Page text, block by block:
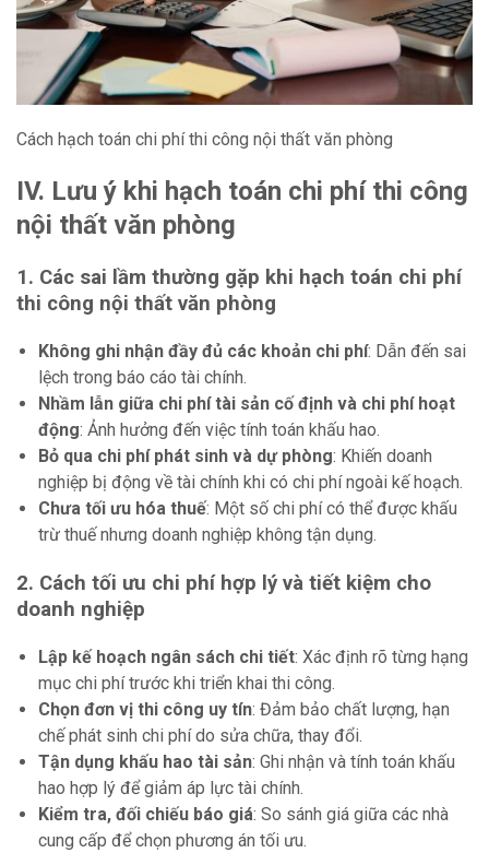
Cách hạch toán chi phí thi công nội thất văn phòng
IV. Lưu ý khi hạch toán chi phí thi công
nội thất văn phòng
1. Các sai lầm thường gặp khi hạch toán chi phí
thi công nội thất văn phòng
Không ghi nhận đầy đủ các khoản chi phí: Dẫn đến sai
lệch trong báo cáo tài chính.
Nhầm lẫn giữa chi phí tài sản cố định và chi phí hoạt
động: Ảnh hưởng đến việc tính toán khấu hao.
Bỏ qua chi phí phát sinh và dự phòng: Khiến doanh
nghiệp bị động về tài chính khi có chi phí ngoài kế hoạch.
Chưa tối ưu hóa thuế: Một số chi phí có thể được khấu
trừ thuế nhưng doanh nghiệp không tận dụng.
2. Cách tối ưu chi phí hợp lý và tiết kiệm cho
doanh nghiệp
Lập kế hoạch ngân sách chi tiết: Xác định rõ từng hạng
mục chi phí trước khi triển khai thi công.
Chọn đơn vị thi công uy tín: Đảm bảo chất lượng, hạn
chế phát sinh chi phí do sửa chữa, thay đổi.
Tận dụng khấu hao tài sản: Ghi nhận và tính toán khấu
hao hợp lý để giảm áp lực tài chính.
Kiểm tra, đối chiếu báo giá: So sánh giá giữa các nhà
cung cấp để chọn phương án tối ưu.